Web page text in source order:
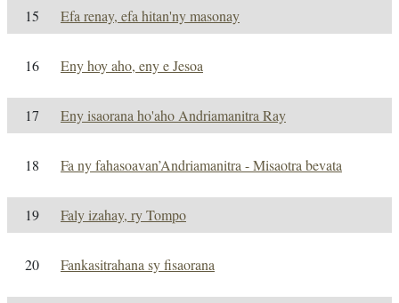
15 Efa renay, efa hitan'ny masonay
16 Eny hoy aho, eny e Jesoa
17 Eny isaorana ho'aho Andriamanitra Ray
18 Fa ny fahasoavan’Andriamanitra - Misaotra bevata
19 Faly izahay, ry Tompo
20 Fankasitrahana sy fisaorana